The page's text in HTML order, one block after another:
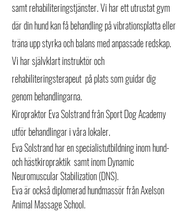
samt rehabiliteringstjänster. Vi har ett utrustat gym
där din hund kan få behandling på vibrationsplatta eller
träna upp styrka och balans med anpassade redskap.
Vi har självklart instruktör och
rehabiliteringsterapeut på plats som guidar dig
genom behandlingarna. ​
Kiropraktor Eva Solstrand från Sport Dog Academy
utför behandlingar i våra lokaler.
Eva Solstrand har en specialistutbildning inom hund-
och hästkiropraktik samt inom Dynamic
Neuromuscular Stabilization (DNS).
Eva är också diplomerad hundmassör från Axelson
Animal Massage School.